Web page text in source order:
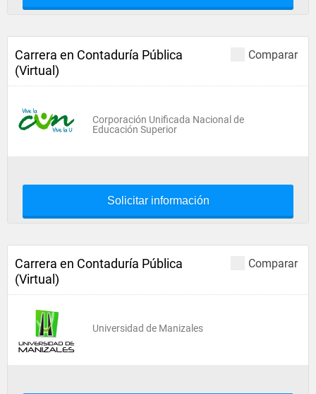
Comparar
Carrera en Contaduría Pública
(Virtual)
Corporación Unificada Nacional de
Educación Superior
Solicitar información
Comparar
Carrera en Contaduría Pública
(Virtual)
Universidad de Manizales